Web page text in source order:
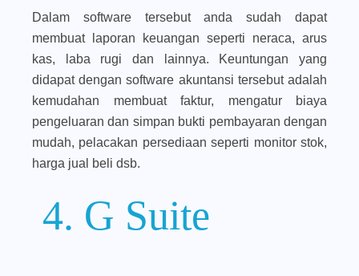
Dalam software tersebut anda sudah dapat
membuat laporan keuangan seperti neraca, arus
kas, laba rugi dan lainnya. Keuntungan yang
didapat dengan software akuntansi tersebut adalah
kemudahan membuat faktur, mengatur biaya
pengeluaran dan simpan bukti pembayaran dengan
mudah, pelacakan persediaan seperti monitor stok,
harga jual beli dsb.
4. G Suite